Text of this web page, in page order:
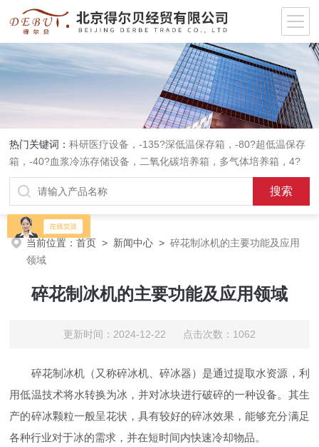
热门关键词：科研医疗设备，-135?深低温保存箱，-80?超低温保存
箱，-40?血浆冷冻存储设备，二氧化碳培养箱，多气体培养箱，4?
血液冷藏箱，药品冷藏箱；实验室设备，环境实验箱，植物培养箱，
高温恒温培养箱，低温恒温培养箱，碎花型制冰机；消毒灭菌设备，
高压蒸汽灭菌器等。
当前位置：首页 > 新闻中心 >碎花制冰机的主要功能及应用
领域
碎花制冰机的主要功能及应用领域
更新时间：2024-12-22 点击次数：1062
碎花制冰机（又称碎冰机、碎冰器）是通过提取水资源，利
用低温技术将水转换为冰，并对冰块进行破碎的一种设备。其生
产的碎冰颗粒一般呈花状，具有较好的碎冰效果，能够充分满足
各种行业对于冰的需求，并在短时间内快速冷却物品。